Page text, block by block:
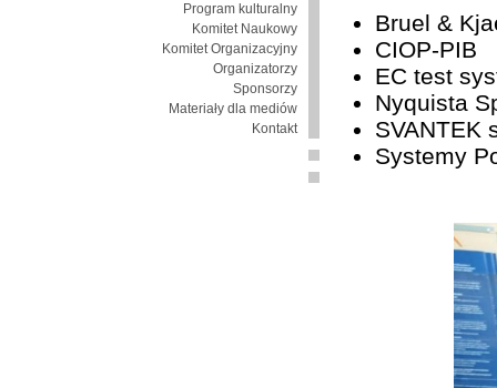
Program kulturalny
Komitet Naukowy
Komitet Organizacyjny
Organizatorzy
Sponsorzy
Materiały dla mediów
Kontakt
Bruel &
CIOP-PIB
EC test
Nyquista
SVANTEK
Systemy